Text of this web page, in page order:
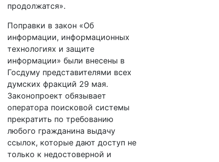
продолжатся».
Поправки в закон «Об
информации, информационных
технологиях и защите
информации» были внесены в
Госдуму представителями всех
думских фракций 29 мая.
Законопроект обязывает
оператора поисковой системы
прекратить по требованию
любого гражданина выдачу
ссылок, которые дают доступ не
только к недостоверной и